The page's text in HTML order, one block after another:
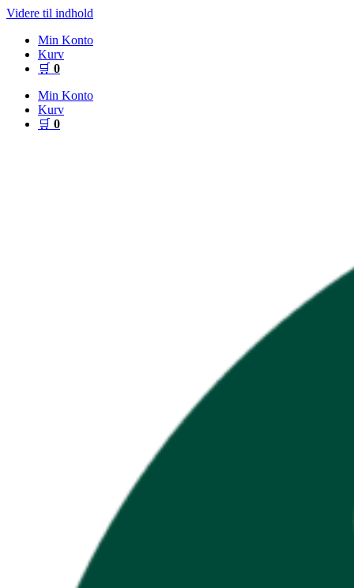
Videre til indhold
Min Konto
Kurv
🛒 0
Min Konto
Kurv
🛒 0